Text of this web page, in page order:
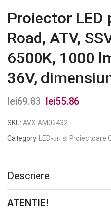
Proiector LED
Road, ATV,
6500K, 1000
36V,
lei69.83
Prețul
inițial
a
lei55.86
este:
SKU: AVX-AM02432
Category:
LED-uri si Proiectoare
Descriere
ATENTIE!